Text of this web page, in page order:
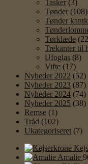
Tasker (3)
Tønder (108)
Tønder
Tørklæde
Trekanter til
Ufoglas (8)
Vifte (17)
Nyheder 2022 (52)
Nyheder 2023 (87)
Nyheder 2024 (74)
Nyheder 2025 (38)
Remse (1)
Tråd (102)
Ukategoriseret (7)
Amalie